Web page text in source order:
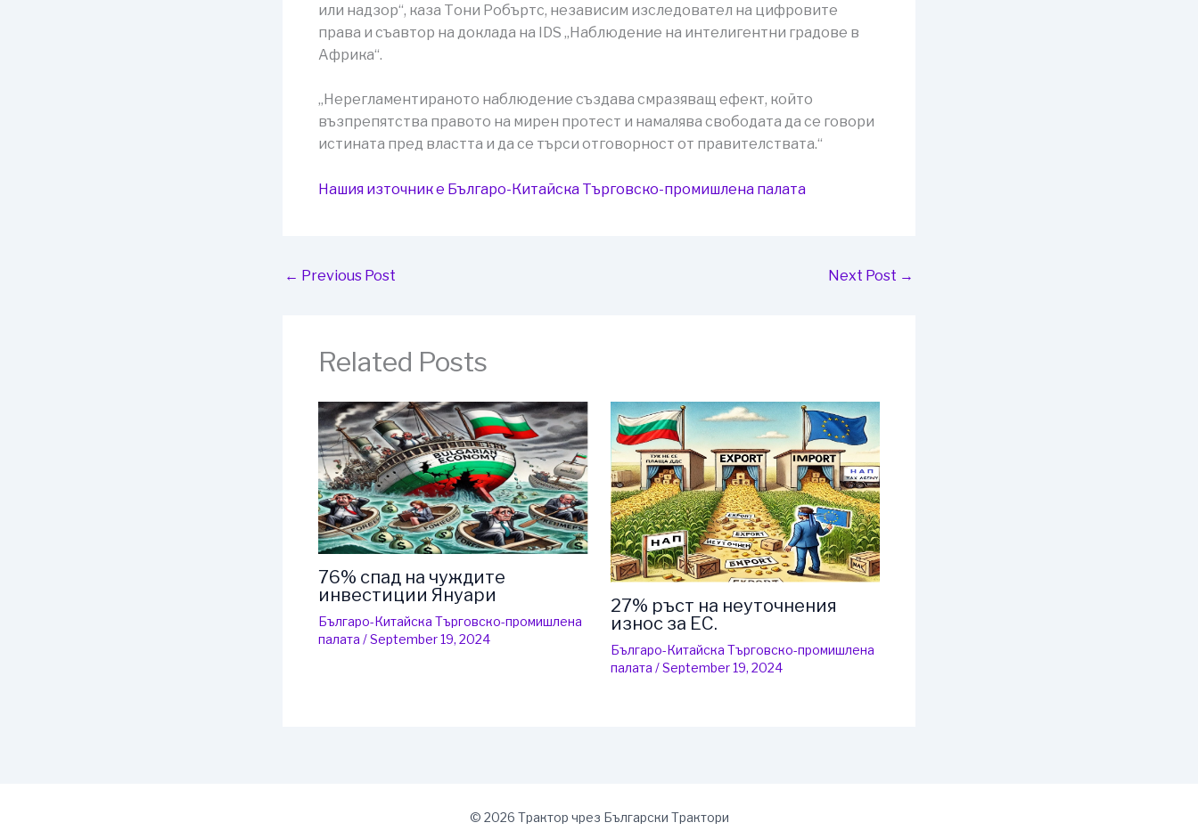
или надзор“, каза Тони Робъртс, независим изследовател на цифровите
права и съавтор на доклада на IDS „Наблюдение на интелигентни градове в
Африка“.
„Нерегламентираното наблюдение създава смразяващ ефект, който
възпрепятства правото на мирен протест и намалява свободата да се говори
истината пред властта и да се търси отговорност от правителствата.“
Нашия източник е Българо-Китайска Търговско-промишлена палaта
← Previous Post Next Post →
Related Posts
76% спад на чуждите
инвестиции Януари
Българо-Китайска Търговско-промишлена
палaта /September 19, 2024
27% ръст на неуточнения
износ за ЕС.
Българо-Китайска Търговско-промишлена
палaта /September 19, 2024
© 2026 Трактор чрез Български Трактори